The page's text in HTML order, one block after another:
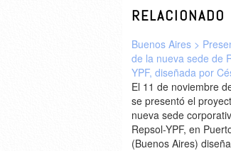
RELACIONADO
Buenos Aires >
de la nueva sede de
YPF, diseñada por
El 11 de noviembre
se presentó el
nueva sede
Repsol-YPF, en
(Buenos Aires)